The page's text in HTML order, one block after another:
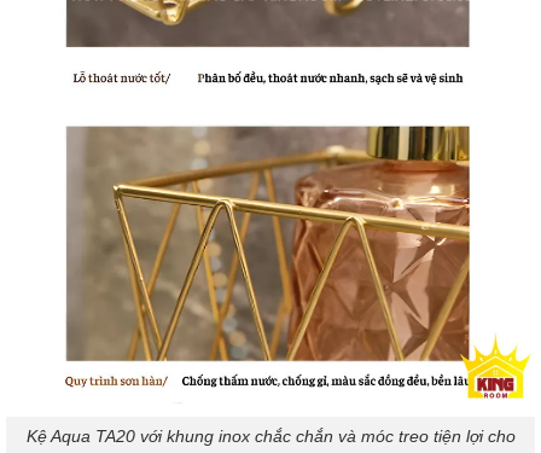
Kệ Aqua TA20 với khung inox chắc chắn và móc treo tiện lợi cho